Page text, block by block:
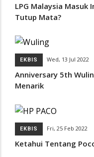
LPG Malaysia Masuk
Tutup Mata?
EKBIS Wed, 13 Jul 2022
Anniversary 5th
Menarik
EKBIS Fri, 25 Feb 2022
Ketahui Tentang